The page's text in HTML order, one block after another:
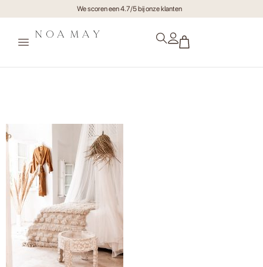
We scoren een 4.7/5 bij onze klanten